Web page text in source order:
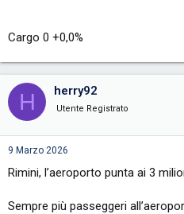
Cargo 0 +0,0%
H herry92
Utente Registrato
9 Marzo 2026
Rimini, l’aeroporto punta ai 3
Sempre più passeggeri